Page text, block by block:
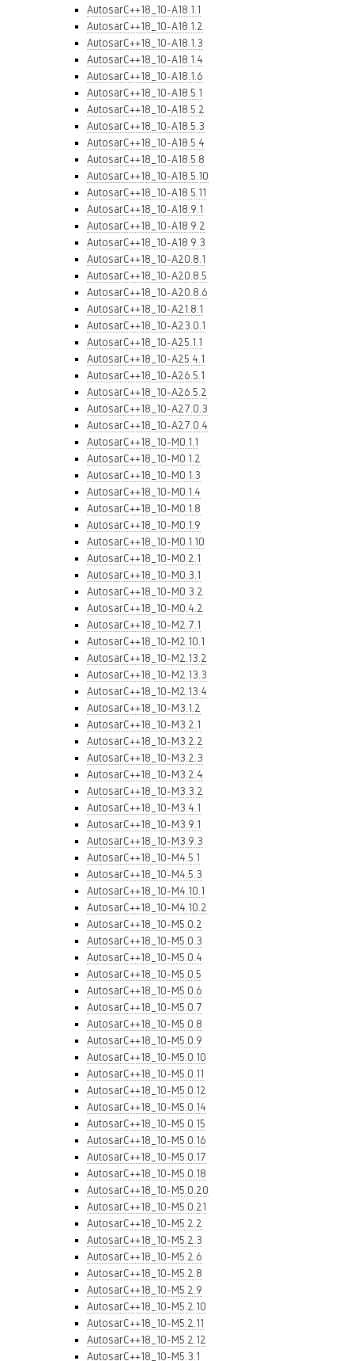
AutosarC++18_10-A18.1.1
AutosarC++18_10-A18.1.2
AutosarC++18_10-A18.1.3
AutosarC++18_10-A18.1.4
AutosarC++18_10-A18.1.6
AutosarC++18_10-A18.5.1
AutosarC++18_10-A18.5.2
AutosarC++18_10-A18.5.3
AutosarC++18_10-A18.5.4
AutosarC++18_10-A18.5.8
AutosarC++18_10-A18.5.10
AutosarC++18_10-A18.5.11
AutosarC++18_10-A18.9.1
AutosarC++18_10-A18.9.2
AutosarC++18_10-A18.9.3
AutosarC++18_10-A20.8.1
AutosarC++18_10-A20.8.5
AutosarC++18_10-A20.8.6
AutosarC++18_10-A21.8.1
AutosarC++18_10-A23.0.1
AutosarC++18_10-A25.1.1
AutosarC++18_10-A25.4.1
AutosarC++18_10-A26.5.1
AutosarC++18_10-A26.5.2
AutosarC++18_10-A27.0.3
AutosarC++18_10-A27.0.4
AutosarC++18_10-M0.1.1
AutosarC++18_10-M0.1.2
AutosarC++18_10-M0.1.3
AutosarC++18_10-M0.1.4
AutosarC++18_10-M0.1.8
AutosarC++18_10-M0.1.9
AutosarC++18_10-M0.1.10
AutosarC++18_10-M0.2.1
AutosarC++18_10-M0.3.1
AutosarC++18_10-M0.3.2
AutosarC++18_10-M0.4.2
AutosarC++18_10-M2.7.1
AutosarC++18_10-M2.10.1
AutosarC++18_10-M2.13.2
AutosarC++18_10-M2.13.3
AutosarC++18_10-M2.13.4
AutosarC++18_10-M3.1.2
AutosarC++18_10-M3.2.1
AutosarC++18_10-M3.2.2
AutosarC++18_10-M3.2.3
AutosarC++18_10-M3.2.4
AutosarC++18_10-M3.3.2
AutosarC++18_10-M3.4.1
AutosarC++18_10-M3.9.1
AutosarC++18_10-M3.9.3
AutosarC++18_10-M4.5.1
AutosarC++18_10-M4.5.3
AutosarC++18_10-M4.10.1
AutosarC++18_10-M4.10.2
AutosarC++18_10-M5.0.2
AutosarC++18_10-M5.0.3
AutosarC++18_10-M5.0.4
AutosarC++18_10-M5.0.5
AutosarC++18_10-M5.0.6
AutosarC++18_10-M5.0.7
AutosarC++18_10-M5.0.8
AutosarC++18_10-M5.0.9
AutosarC++18_10-M5.0.10
AutosarC++18_10-M5.0.11
AutosarC++18_10-M5.0.12
AutosarC++18_10-M5.0.14
AutosarC++18_10-M5.0.15
AutosarC++18_10-M5.0.16
AutosarC++18_10-M5.0.17
AutosarC++18_10-M5.0.18
AutosarC++18_10-M5.0.20
AutosarC++18_10-M5.0.21
AutosarC++18_10-M5.2.2
AutosarC++18_10-M5.2.3
AutosarC++18_10-M5.2.6
AutosarC++18_10-M5.2.8
AutosarC++18_10-M5.2.9
AutosarC++18_10-M5.2.10
AutosarC++18_10-M5.2.11
AutosarC++18_10-M5.2.12
AutosarC++18_10-M5.3.1